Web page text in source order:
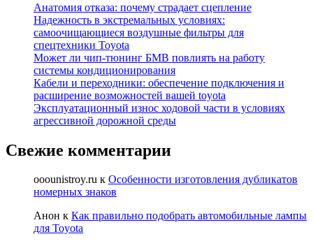
Анатомия отказа: почему страдает сцепление
Надежность в экстремальных условиях:
самоочищающиеся воздушные фильтры для
спецтехники Toyota
Может ли чип-тюнинг БМВ повлиять на работу
системы кондиционирования
Кабели и переходники: обеспечение подключения и
расширение возможностей вашей toyota
Эксплуатационный износ ходовой части в условиях
агрессивной дорожной среды
Свежие комментарии
ooounistroy.ru к Особенности изготовления дубликатов
номерных знаков
Анон к Как правильно подобрать автомобильные лампы
для Toyota